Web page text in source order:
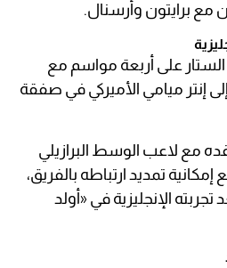
مع برايتون وأرسنال.
الستار على أربعة مواسم مع
إنتر ميامي الأميركي في صفقة
مع لاعب الوسط البرازيلي
موسم 2027، مع إمكانية تمديد ارتباطه بالفريق،
تجربته الإنجليزية في «أولد